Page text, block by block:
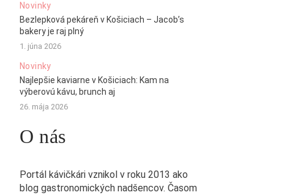
Novinky
Bezlepková pekáreň v Košiciach – Jacob’s
bakery je raj plný
1. júna 2026
Novinky
Najlepšie kaviarne v Košiciach: Kam na
výberovú kávu, brunch aj
26. mája 2026
O nás
Portál kávičkári vznikol v roku 2013 ako
blog gastronomických nadšencov. Časom